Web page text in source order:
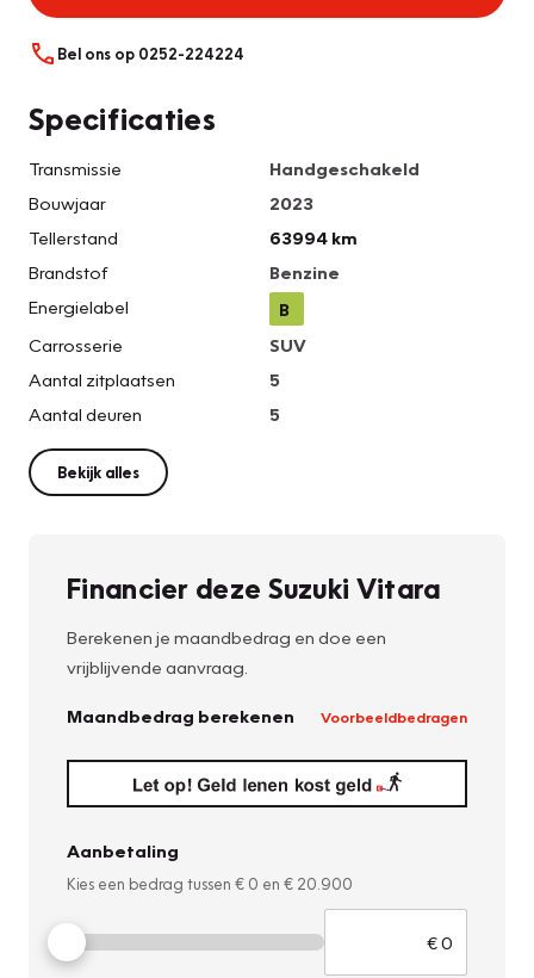
Bel ons op 0252-224224
Specificaties
Transmissie
Handgeschakeld
Bouwjaar
2023
Tellerstand
63994 km
Brandstof
Benzine
Energielabel
B
Carrosserie
SUV
Aantal zitplaatsen
5
Aantal deuren
5
Bekijk alles
Financier deze Suzuki Vitara
Berekenen je maandbedrag en doe een
vrijblijvende aanvraag.
Maandbedrag berekenen Voorbeeldbedragen
Aanbetaling
Kies een bedrag tussen € 0 en € 20.900